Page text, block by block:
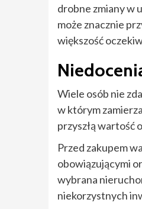
drobne zmiany w
może znacznie
większość
Wiele osób nie
w którym
przyszłą wartość
Przed zakupem
obowiązującymi
wybrana
niekorzystnych